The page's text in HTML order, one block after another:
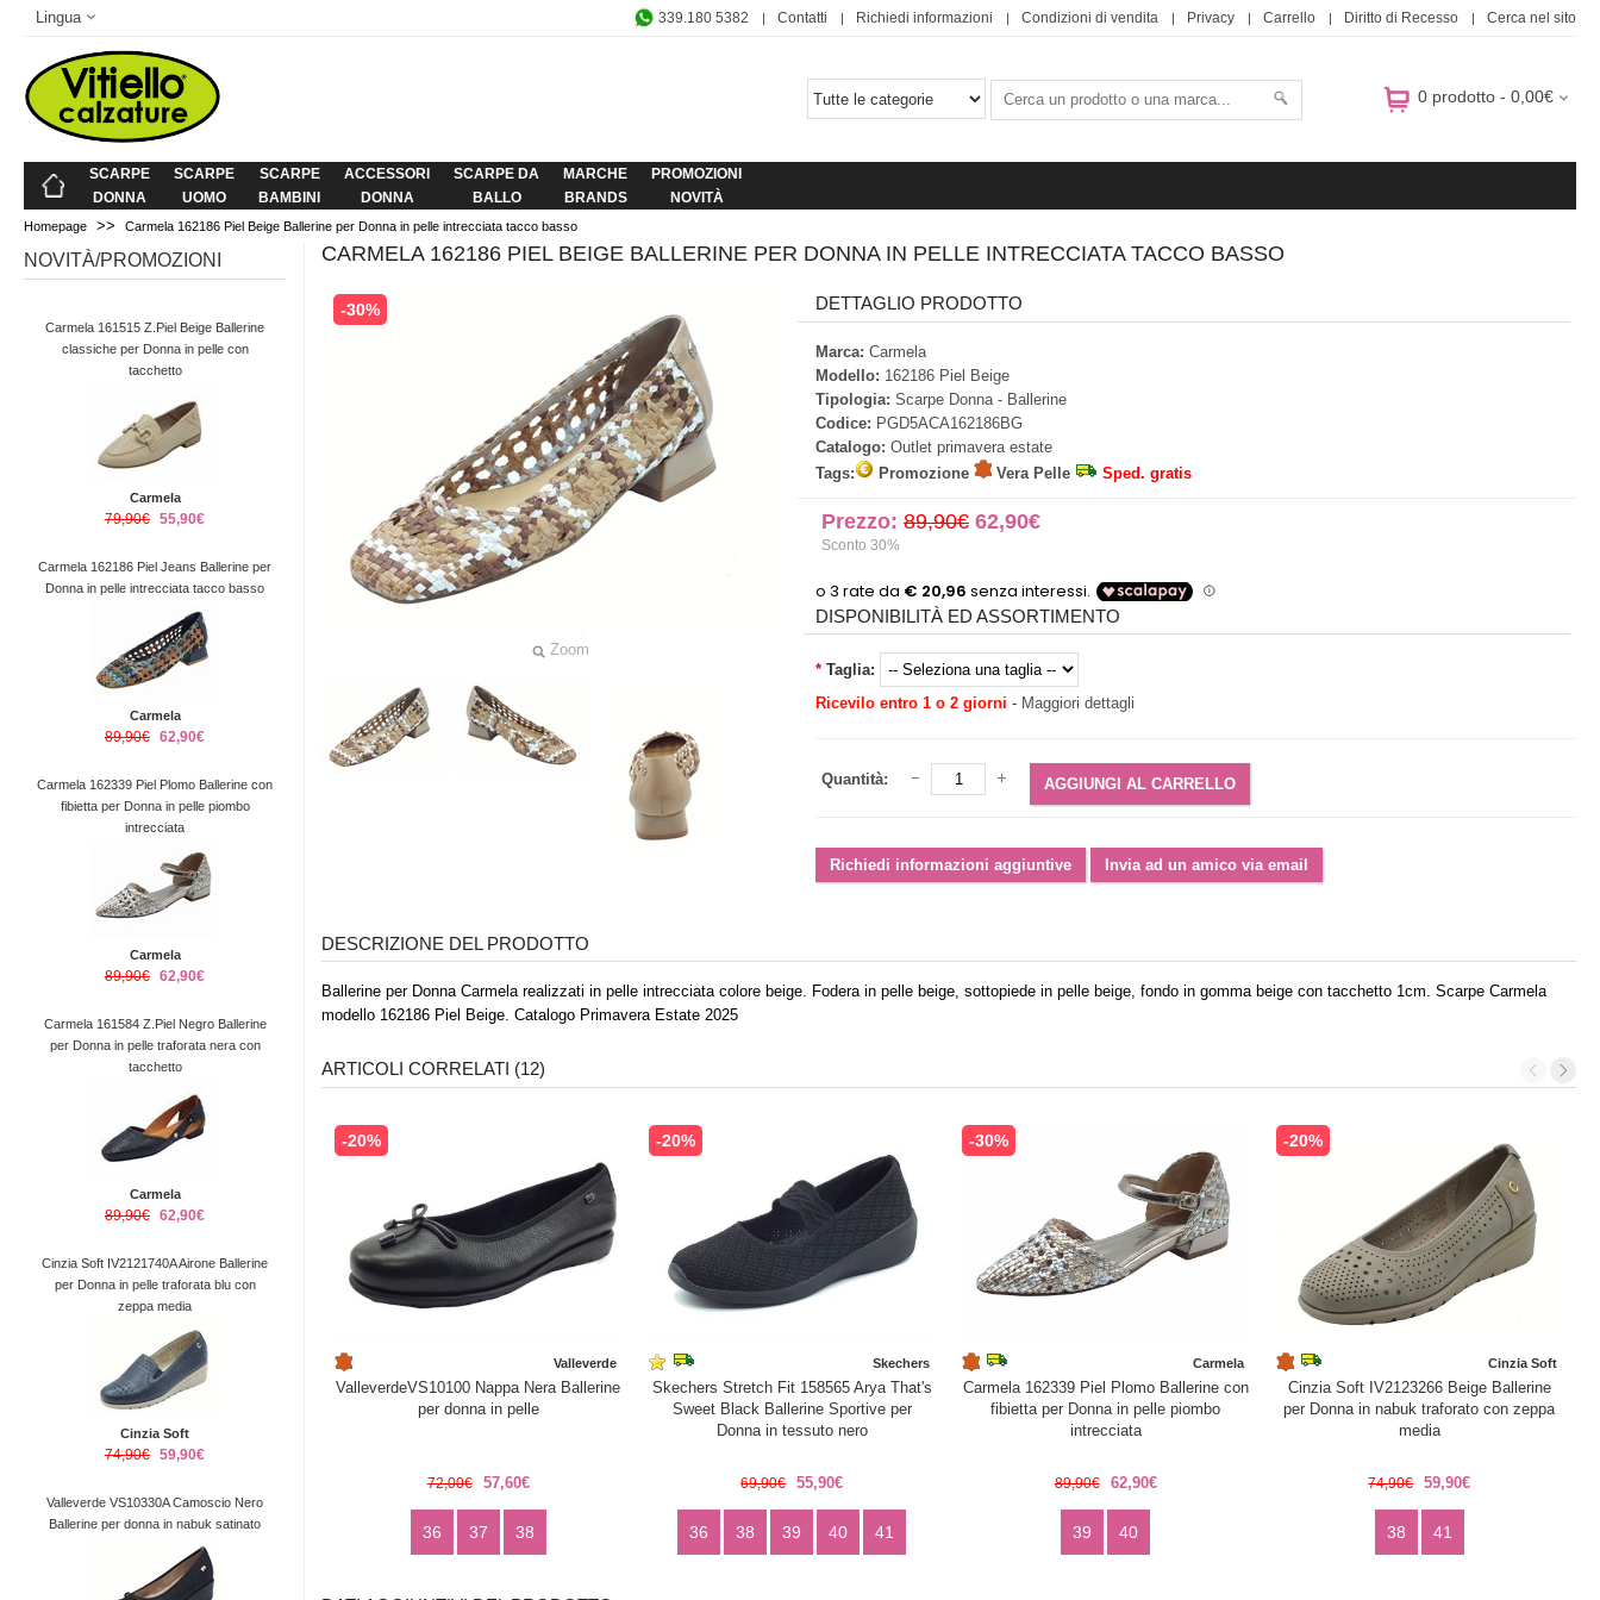
Lingua 339.180 5382 Contatti Richiedi informazioni Condizioni di vendita Privacy Carrello Diritto di Recesso Cerca nel sito
0 prodotto - 0,00€
SCARPE
DONNA
SCARPE
UOMO
SCARPE
BAMBINI
ACCESSORI
DONNA
SCARPE DA
BALLO
MARCHE
BRANDS
PROMOZIONI
NOVITÀ
Homepage >> Carmela 162186 Piel Beige Ballerine per Donna in pelle intrecciata tacco basso
NOVITÀ/PROMOZIONI
Carmela 161515 Z.Piel Beige Ballerine
classiche per Donna in pelle con
tacchetto
Carmela
79,90€ 55,90€
Carmela 162186 Piel Jeans Ballerine per
Donna in pelle intrecciata tacco basso
Carmela
89,90€ 62,90€
Carmela 162339 Piel Plomo Ballerine con
fibietta per Donna in pelle piombo
intrecciata
Carmela
89,90€ 62,90€
Carmela 161584 Z.Piel Negro Ballerine
per Donna in pelle traforata nera con
tacchetto
Carmela
89,90€ 62,90€
Cinzia Soft IV2121740A Airone Ballerine
per Donna in pelle traforata blu con
zeppa media
Cinzia Soft
74,90€ 59,90€
Valleverde VS10330A Camoscio Nero
Ballerine per donna in nabuk satinato
CARMELA 162186 PIEL BEIGE BALLERINE PER DONNA IN PELLE INTRECCIATA TACCO BASSO
Zoom
-30% DETTAGLIO PRODOTTO
Marca: Carmela
Modello: 162186 Piel Beige
Tipologia: Scarpe Donna - Ballerine
Codice: PGD5ACA162186BG
Catalogo: Outlet primavera estate
Tags:
Promozione Vera Pelle Sped. gratis
Prezzo: 89,90€ 62,90€
Sconto 30%
DISPONIBILITÀ ED ASSORTIMENTO
* Taglia:
Ricevilo entro 1 o 2 giorni - Maggiori dettagli
Quantità:
DESCRIZIONE DEL PRODOTTO
Ballerine per Donna Carmela realizzati in pelle intrecciata colore beige. Fodera in pelle beige, sottopiede in pelle beige, fondo in gomma beige con tacchetto 1cm. Scarpe Carmela
modello 162186 Piel Beige. Catalogo Primavera Estate 2025
ARTICOLI CORRELATI (12)
-20%
Valleverde
ValleverdeVS10100 Nappa Nera Ballerine
per donna in pelle
72,00€ 57,60€
36 37 38
-20%
Skechers
Skechers Stretch Fit 158565 Arya That's
Sweet Black Ballerine Sportive per
Donna in tessuto nero
69,90€ 55,90€
36 38 39 40 41
-30%
Carmela
Carmela 162339 Piel Plomo Ballerine con
fibietta per Donna in pelle piombo
intrecciata
89,90€ 62,90€
39 40
-20%
Cinzia Soft
Cinzia Soft IV2123266 Beige Ballerine
per Donna in nabuk traforato con zeppa
media
74,90€ 59,90€
38 41